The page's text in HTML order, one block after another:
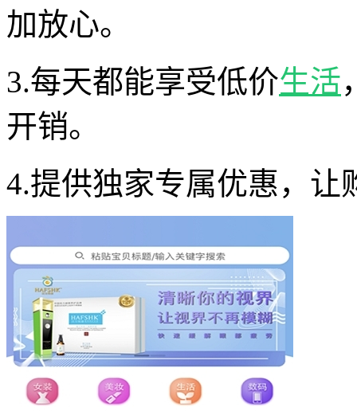
加放心。
3.每天都能享受低价生活
开销。
4.提供独家专属优惠，让